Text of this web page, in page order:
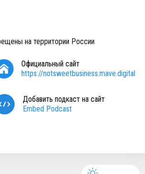
на территории России
Официальный сайт
https://notsweetbusiness.mave.digital
Добавить подкаст на сайт
Embed Podcast